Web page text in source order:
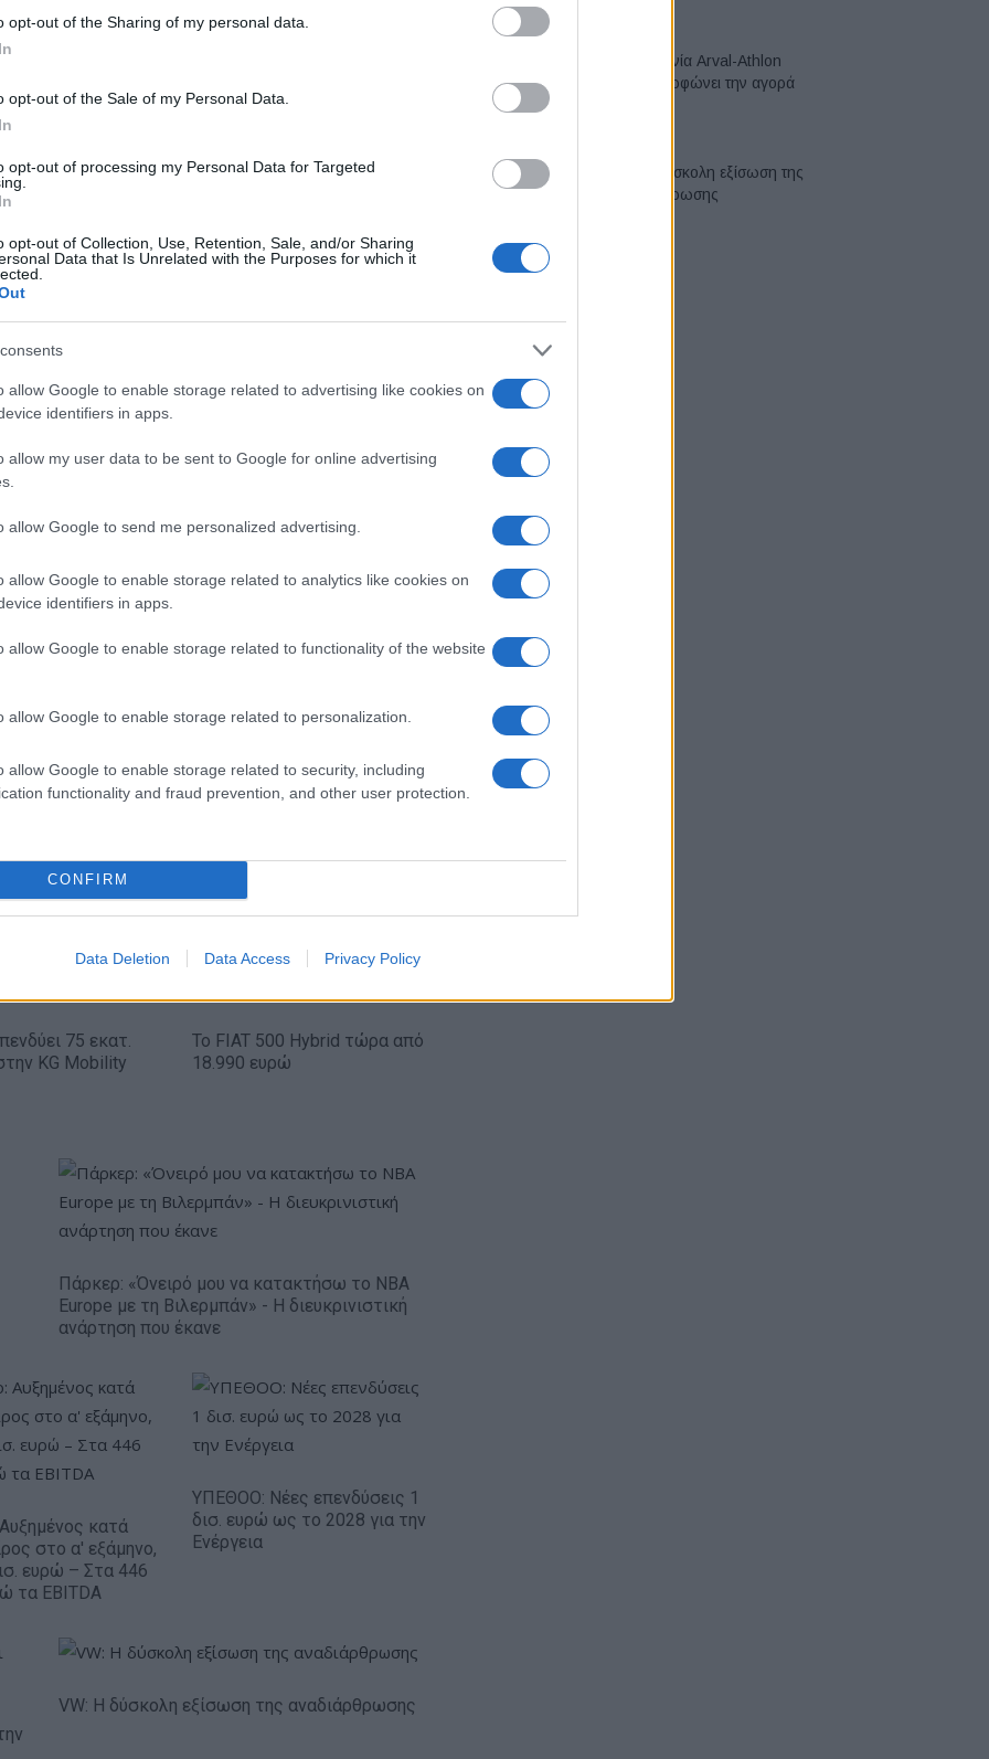
opt-out of the Sharing of my personal data.
opt-out of the Sale of my Personal Data.
opt-out of processing my Personal Data for Targeted
opt-out of Collection, Use, Retention, Sale, and/or Sharing
Data that Is Unrelated with the Purposes for which it
allow Google to enable storage related to advertising like cookies on
identifiers in apps.
allow my user data to be sent to Google for online advertising
allow Google to send me personalized advertising.
allow Google to enable storage related to analytics like cookies on
identifiers in apps.
allow Google to enable storage related to functionality of the website
allow Google to enable storage related to personalization.
allow Google to enable storage related to security, including
functionality and fraud prevention, and other user protection.
CONFIRM
Data Deletion Data Access Privacy Policy
αλλάξει πολύ ο τρόπος που εργαζόμαστε και
πολιτική κινητικότητας. Η XXImo είναι ο
μπορούμε πλέον να διαχειριστούμε οτιδήποτε
εργαζομένων, όσο και από πλευράς στόλου».
Ευρωπαϊκό Κορασίδων Β' Κατηγορίας:
Πρεμιέρα με νίκη για Δανία και Ισλανδία - Το
στα 550 εκατ. ευρώ
κέρδη 313 εκατ.
ενημέρωσης- Ξεκίνησε το
πενταετές πρόγραμμα
IAB Hellas: Νέα Διοικούσα Επιτροπή και νέο
Διοικητικό Συμβούλιο - Πρόεδρος ο Γαληνός
Γιαγλής
75 εκατ.
KG Mobility
Το FIAT 500 Hybrid τώρα από
18.990 ευρώ
Πάρκερ: «Όνειρό μου να κατακτήσω το ΝΒΑ
Europe με τη Βιλερμπάν» - Η διευκρινιστική
ανάρτηση που έκανε
κατά
στο α' εξάμηνο,
ευρώ – Στα 446
τα EBITDA
ΥΠΕΘΟΟ: Νέες επενδύσεις 1
δισ. ευρώ ως το 2028 για την
Ενέργεια
VW: Η δύσκολη εξίσωση της αναδιάρθρωσης
Η συμφωνία Arval-Athlon
αναδιαμορφώνει την αγορά
VW: Η δύσκολη εξίσωση της
αναδιάρθρωσης